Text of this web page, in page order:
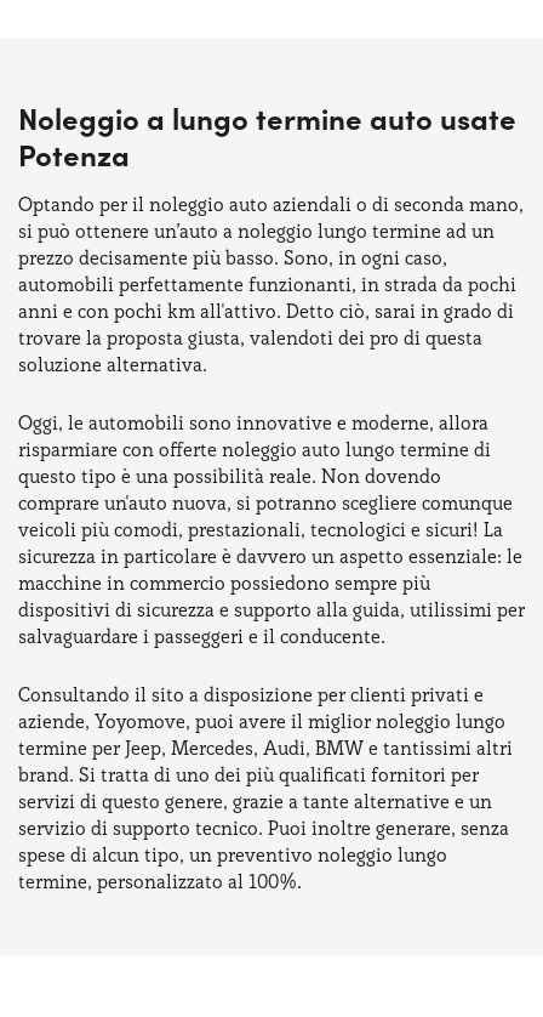
Noleggio a lungo termine auto usate
Potenza
Optando per il noleggio auto aziendali o di seconda mano,
si può ottenere un’auto a noleggio lungo termine ad un
prezzo decisamente più basso. Sono, in ogni caso,
automobili perfettamente funzionanti, in strada da pochi
anni e con pochi km all'attivo. Detto ciò, sarai in grado di
trovare la proposta giusta, valendoti dei pro di questa
soluzione alternativa.
Oggi, le automobili sono innovative e moderne, allora
risparmiare con offerte noleggio auto lungo termine di
questo tipo è una possibilità reale. Non dovendo
comprare un'auto nuova, si potranno scegliere comunque
veicoli più comodi, prestazionali, tecnologici e sicuri! La
sicurezza in particolare è davvero un aspetto essenziale: le
macchine in commercio possiedono sempre più
dispositivi di sicurezza e supporto alla guida, utilissimi per
salvaguardare i passeggeri e il conducente.
Consultando il sito a disposizione per clienti privati e
aziende, Yoyomove, puoi avere il miglior noleggio lungo
termine per Jeep, Mercedes, Audi, BMW e tantissimi altri
brand. Si tratta di uno dei più qualificati fornitori per
servizi di questo genere, grazie a tante alternative e un
servizio di supporto tecnico. Puoi inoltre generare, senza
spese di alcun tipo, un preventivo noleggio lungo
termine, personalizzato al 100%.